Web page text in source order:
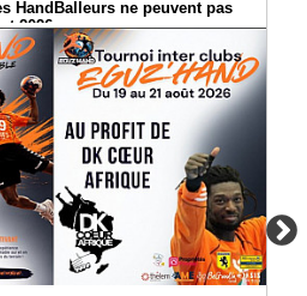
HandBalleurs ne peuvent pas
2026